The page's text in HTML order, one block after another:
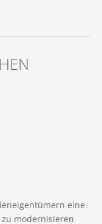
eine
modernisieren